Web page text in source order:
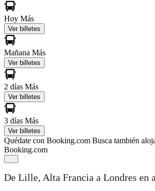
Hoy Más
Ver billetes
Mañana Más
Ver billetes
2 días Más
Ver billetes
3 días Más
Ver billetes
Quédate con Booking.com Busca también
Booking.com
De Lille, Alta Francia a Londres en